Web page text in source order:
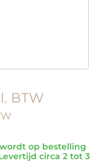
op bestelling
circa 2 tot 3